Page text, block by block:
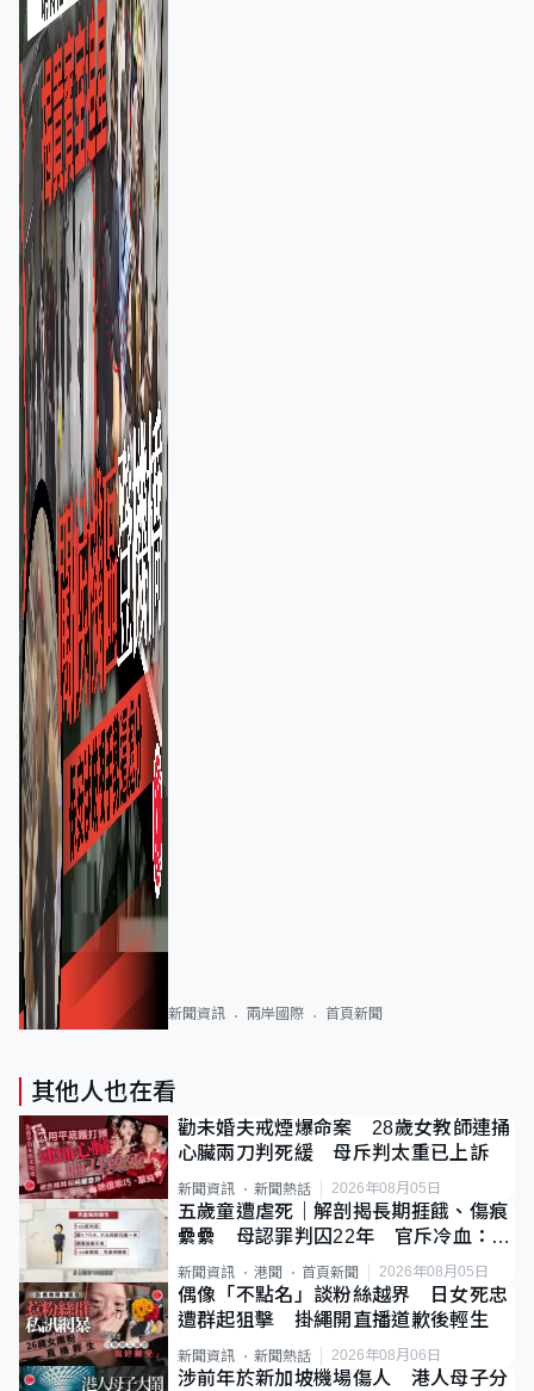
新聞資訊 兩岸國際 首頁新聞
其他人也在看
勸未婚夫戒煙爆命案 28歲女教師連捅
心臟兩刀判死緩 母斥判太重已上訴
新聞資訊 新聞熱話 2026年08月05日
五歲童遭虐死｜解剖揭長期捱餓、傷痕
纍纍 母認罪判囚22年 官斥冷血：同
類案最惡劣
新聞資訊 港聞 首頁新聞 2026年08月05日
偶像「不點名」談粉絲越界 日女死忠
遭群起狙擊 掛繩開直播道歉後輕生
新聞資訊 新聞熱話 2026年08月06日
涉前年於新加坡機場傷人 港人母子分